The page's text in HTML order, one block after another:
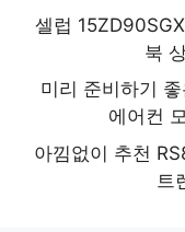
셀럽
북
미리 준비하기
에어컨
아낌없이 추천
트